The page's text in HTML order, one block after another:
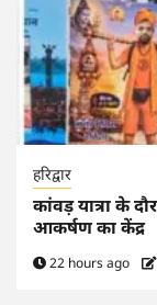
हरिद्वार
कांवड़ यात्रा के
आकर्षण का केंद्र
22 hours ago